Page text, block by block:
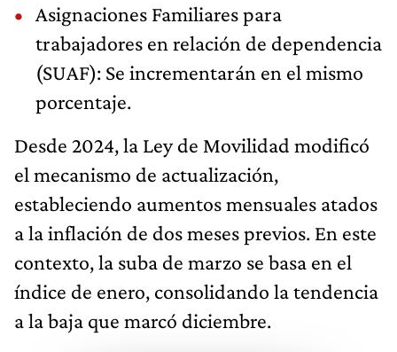
Asignaciones Familiares para
trabajadores en relación de dependencia
(SUAF): Se incrementarán en el mismo
porcentaje.
Desde 2024, la Ley de Movilidad modificó
el mecanismo de actualización,
estableciendo aumentos mensuales atados
a la inflación de dos meses previos. En este
contexto, la suba de marzo se basa en el
índice de enero, consolidando la tendencia
a la baja que marcó diciembre.